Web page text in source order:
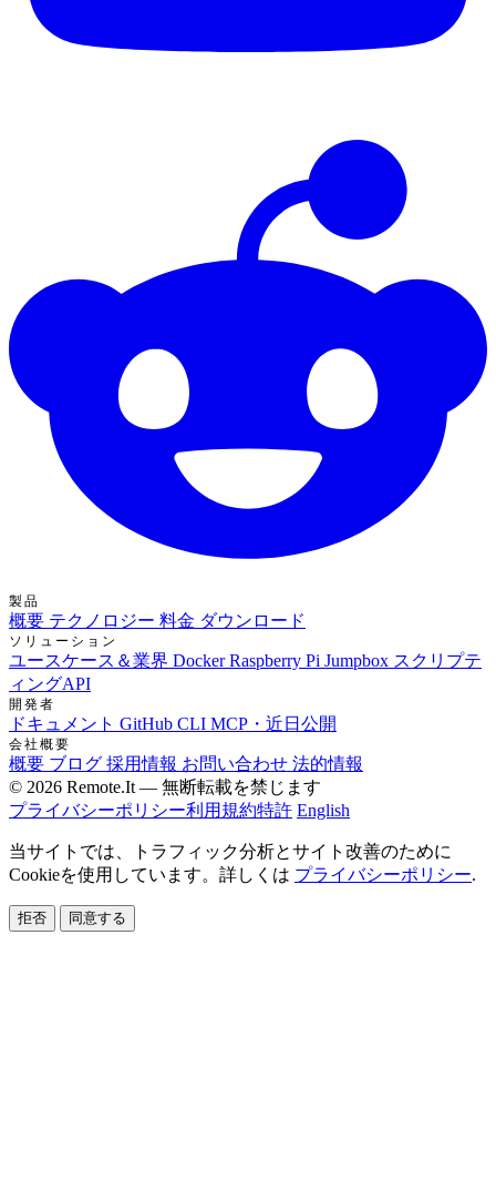
製品
概要 テクノロジー 料金 ダウンロード
ソリューション
ユースケース＆業界 DockerRaspberry Pi Jumpbox スクリプテ
ィングAPI
開発者
ドキュメント GitHub CLI MCP・近日公開
会社概要
概要 ブログ 採用情報 お問い合わせ 法的情報
© 2026 Remote.It — 無断転載を禁じます
プライバシーポリシー利用規約特許 English
当サイトでは、トラフィック分析とサイト改善のために
Cookieを使用しています。詳しくは プライバシーポリシー.
拒否 同意する